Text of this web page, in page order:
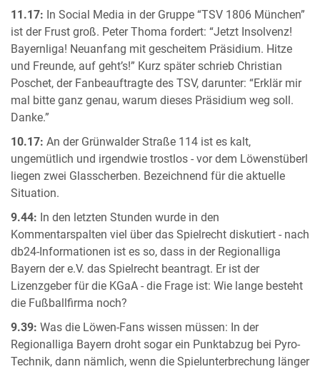
11.17: In Social Media in der Gruppe “TSV 1806 München”
ist der Frust groß. Peter Thoma fordert: “Jetzt Insolvenz!
Bayernliga! Neuanfang mit gescheitem Präsidium. Hitze
und Freunde, auf geht’s!” Kurz später schrieb Christian
Poschet, der Fanbeauftragte des TSV, darunter: “Erklär mir
mal bitte ganz genau, warum dieses Präsidium weg soll.
Danke.”
10.17: An der Grünwalder Straße 114 ist es kalt,
ungemütlich und irgendwie trostlos - vor dem Löwenstüberl
liegen zwei Glasscherben. Bezeichnend für die aktuelle
Situation.
9.44: In den letzten Stunden wurde in den
Kommentarspalten viel über das Spielrecht diskutiert - nach
db24-Informationen ist es so, dass in der Regionalliga
Bayern der e.V. das Spielrecht beantragt. Er ist der
Lizenzgeber für die KGaA - die Frage ist: Wie lange besteht
die Fußballfirma noch?
9.39: Was die Löwen-Fans wissen müssen: In der
Regionalliga Bayern droht sogar ein Punktabzug bei Pyro-
Technik, dann nämlich, wenn die Spielunterbrechung länger